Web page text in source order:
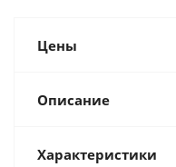
Цены
Описание
Характеристики